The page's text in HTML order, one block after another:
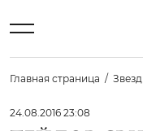
Главная страница
24.08.2016 23:08